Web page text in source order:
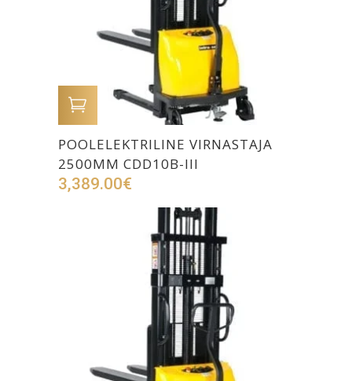
LISA OSTUKORVI
POOLELEKTRILINE VIRNASTAJA
2500MM CDD10B-III
3,389.00€